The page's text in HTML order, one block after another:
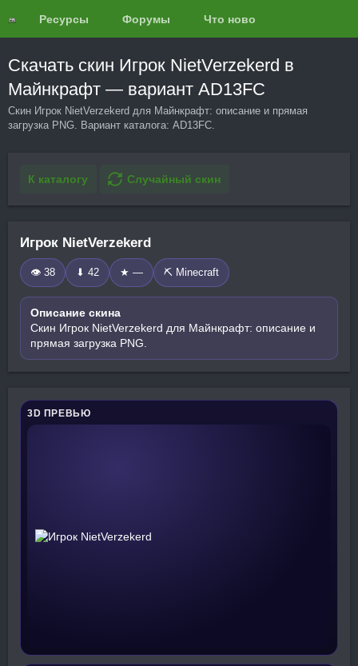
Ресурсы Форумы Что нового?
Скачать скин Игрок NietVerzekerd в
Майнкрафт — вариант AD13FC
Скин Игрок NietVerzekerd для Майнкрафт: описание и прямая
загрузка PNG. Вариант каталога: AD13FC.
К каталогу Случайный скин
Игрок NietVerzekerd
👁 38 ⬇ 42 ★ — ⛏️ Minecraft
Описание скина
Скин Игрок NietVerzekerd для Майнкрафт: описание и
прямая загрузка PNG.
3D ПРЕВЬЮ